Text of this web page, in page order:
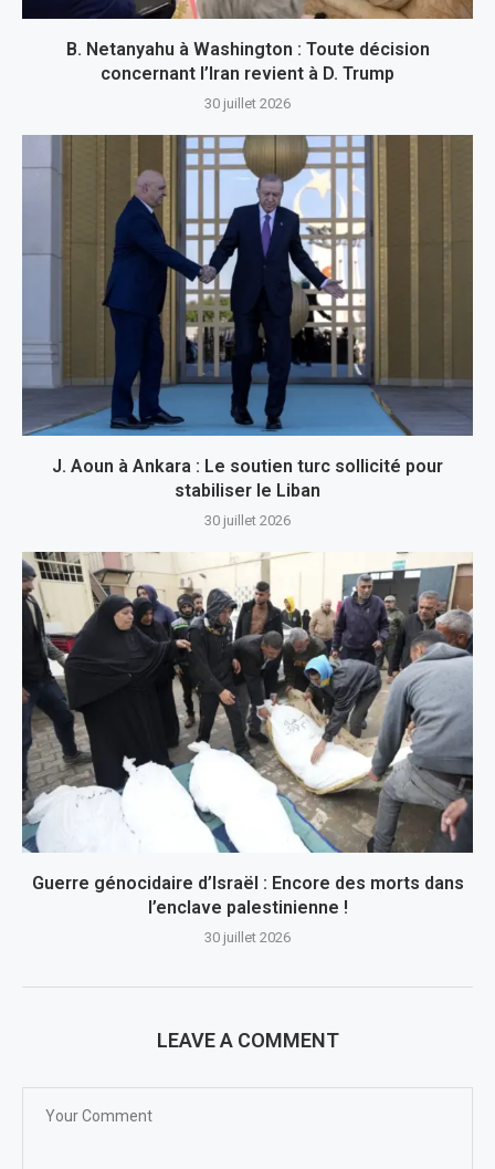
B. Netanyahu à Washington : Toute décision
concernant l’Iran revient à D. Trump
30 juillet 2026
J. Aoun à Ankara : Le soutien turc sollicité pour
stabiliser le Liban
30 juillet 2026
Guerre génocidaire d’Israël : Encore des morts dans
l’enclave palestinienne !
30 juillet 2026
LEAVE A COMMENT